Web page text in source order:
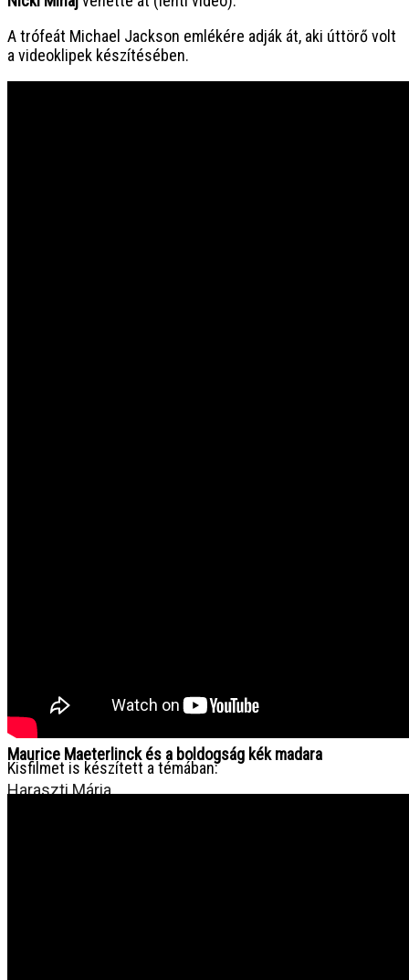
A trófeát Michael Jackson emlékére adják át, aki úttörő volt
a videoklipek készítésében.
Kisfilmet is készített a témában:
Maurice Maeterlinck és a boldogság kék madara
Haraszti Mária